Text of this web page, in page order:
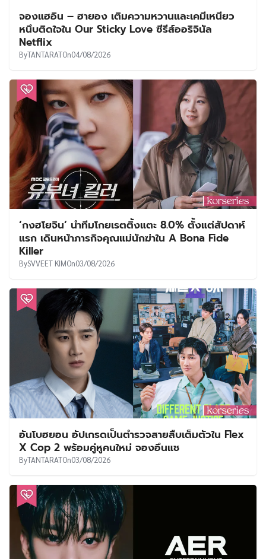
จองแฮอิน – ฮายอง เติมความหวานและเคมีเหนียว
หนึบติดใจใน Our Sticky Love ซีรีส์ออริจินัล
Netflix
ByTANTARATOn04/08/2026
‘กงฮโยจิน’ นำทีมโกยเรตติ้งแตะ 8.0% ตั้งแต่สัปดาห์
แรก เดินหน้าภารกิจคุณแม่นักฆ่าใน A Bona Fide
Killer
BySVVEET KIMOn03/08/2026
อันโบฮยอน อัปเกรดเป็นตำรวจสายสืบเต็มตัวใน Flex
X Cop 2 พร้อมคู่หูคนใหม่ จองอึนแช
ByTANTARATOn03/08/2026